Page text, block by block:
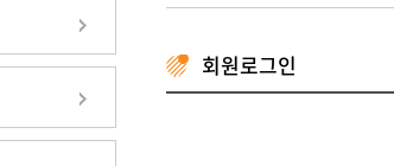
회원로그인